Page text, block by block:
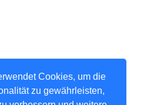
Cookies, um die
zu gewährleisten,